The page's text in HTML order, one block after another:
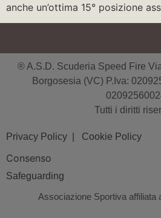
anche un’ottima 15° posizione
® A.S.D. Scuderia Speed Fire
Borgosesia (VC) P.Iva:
Tutti i diritti
Privacy Policy | Cookie Policy
Consenso
Safeguarding
Associazione Sportiva affiliata